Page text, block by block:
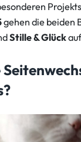
gehen die beiden
Stille & Glück